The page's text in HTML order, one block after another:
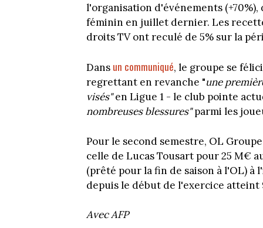
l'organisation d'événements
féminin en juillet dernier. Les
droits TV ont reculé de 5% sur la
Dans un communiqué, le groupe se
regrettant en revanche "une
visés"en Ligue 1 - le club pointe
nombreuses blessures"parmi les
Pour le second semestre, OL
celle de Lucas Tousart pour 25 M€
(prêté pour la fin de saison à l'OL) à
depuis le début de l'exercice atteint
Avec AFP